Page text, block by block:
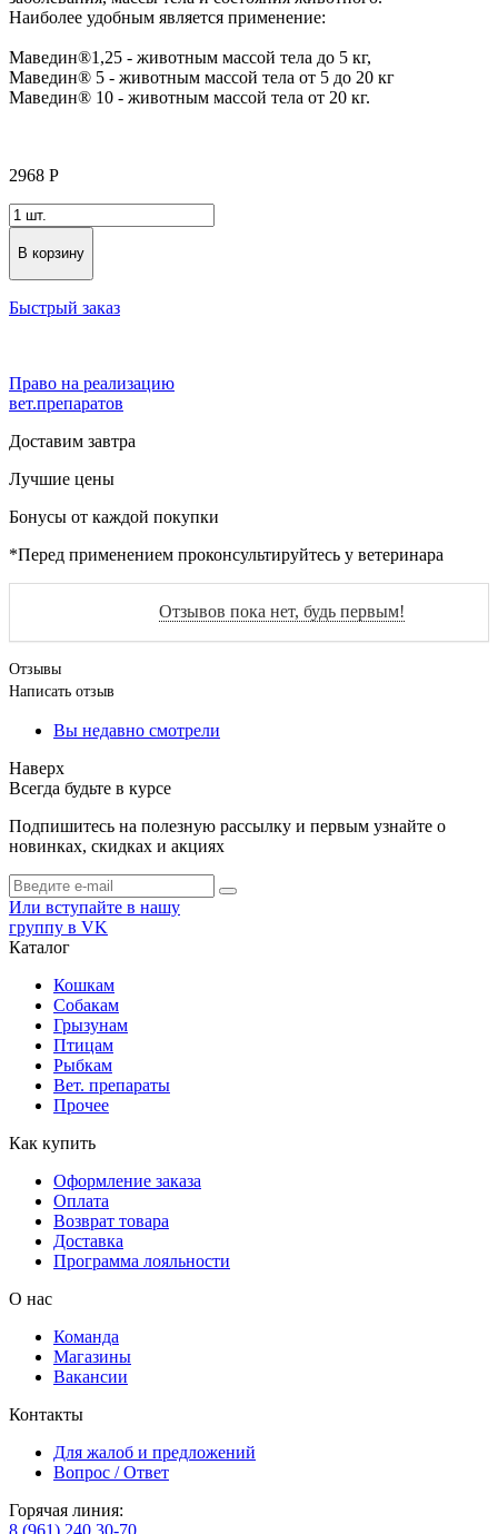
Наиболее удобным является применение:
Маведин®1,25 - животным массой тела до 5 кг,
Маведин® 5 - животным массой тела от 5 до 20 кг
Маведин® 10 - животным массой тела от 20 кг.
2968 Р
В корзину
Быстрый заказ
Право на реализацию
вет.препаратов
Доставим завтра
Лучшие цены
Бонусы от каждой покупки
*Перед применением проконсультируйтесь у ветеринара
Отзывов пока нет, будь первым!
Отзывы
Написать отзыв
Вы недавно смотрели
Наверх
Всегда будьте в курсе
Подпишитесь на полезную рассылку и первым узнайте о
новинках, скидках и акциях
Или вступайте в нашу
группу в VK
Каталог
Кошкам
Собакам
Грызунам
Птицам
Рыбкам
Вет. препараты
Прочее
Как купить
Оформление заказа
Оплата
Возврат товара
Доставка
Программа лояльности
О нас
Команда
Магазины
Вакансии
Контакты
Для жалоб и предложений
Вопрос / Ответ
Горячая линия:
8 (961) 240 30-70